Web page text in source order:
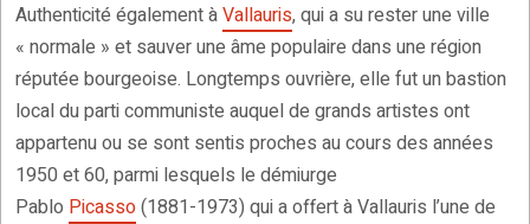
Authenticité également àVallauris, qui a su rester une ville
« normale » et sauver une âme populaire dans une région
réputée bourgeoise. Longtemps ouvrière, elle fut un bastion
local du parti communiste auquel de grands artistes ont
appartenu ou se sont sentis proches au cours des années
1950 et 60, parmi lesquels le démiurge
Pablo Picasso(1881-1973) qui a offert à Vallauris l’une de